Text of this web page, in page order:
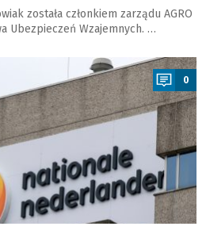
została członkiem zarządu AGRO
Ubezpieczeń Wzajemnych. …
0